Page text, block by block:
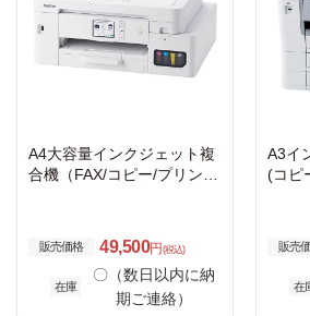
A4大容量インクジェット複
合機（FAX/コピー/プリン
販売価格 49,500円 (税込)
在庫
〇（数日以内に納
期ご連絡）
A3イ
(コピ
販売
在